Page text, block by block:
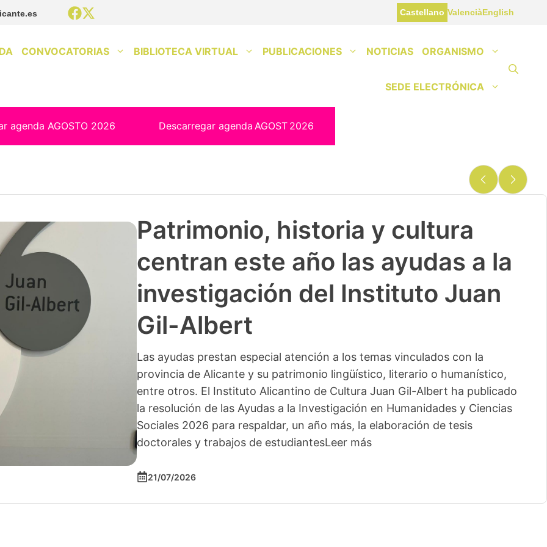
Castellano ValenciàEnglish
CONVOCATORIAS BIBLIOTECA VIRTUAL PUBLICACIONES NOTICIAS ORGANISMO
SEDE ELECTRÓNICA
agenda AGOSTO 2026 Descarregar agenda AGOST 2026
Patrimonio, historia y cultura
centran este año las ayudas a la
investigación del Instituto Juan
Gil-Albert
Las ayudas prestan especial atención a los temas vinculados con la
provincia de Alicante y su patrimonio lingüístico, literario o humanístico,
entre otros. El Instituto Alicantino de Cultura Juan Gil-Albert ha publicado
la resolución de las Ayudas a la Investigación en Humanidades y Ciencias
Sociales 2026 para respaldar, un año más, la elaboración de tesis
doctorales y trabajos de estudiantesLeer más
21/07/2026